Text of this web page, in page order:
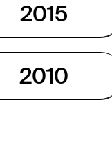
2015
2010